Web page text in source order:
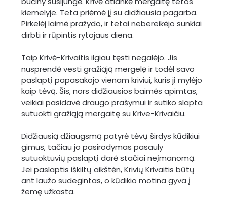
kiemelyje. Teta priėmė jį su didžiausia pagarba.
Pirkelėj laimė pražydo, ir tetai nebereikėjo sunkiai
dirbti ir rūpintis rytojaus diena.
Taip Krivė-Krivaitis ilgiau tęsti negalėjo. Jis
nusprendė vesti gražiąją mergelę ir todėl savo
paslaptį papasakojo vienam kriviui, kuris jį mylėjo
kaip tėvą. Šis, nors didžiausios baimės apimtas,
veikiai pasidavė draugo prašymui ir sutiko slapta
sutuokti gražiąją mergaitę su Krive-Krivaičiu.
Didžiausią džiaugsmą patyrė tėvų širdys kūdikiui
gimus, tačiau jo pasirodymas pasauly
sutuoktuvių paslaptį darė stačiai neįmanomą.
Jei paslaptis iškiltų aikštėn, Krivių Krivaitis būtų
ant laužo sudegintas, o kūdikio motina gyva į
žemę užkasta.